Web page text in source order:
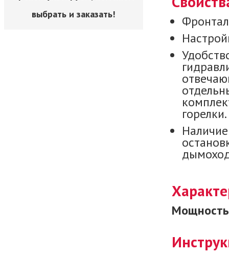
выбрать и заказать!
горелки.
Мощность